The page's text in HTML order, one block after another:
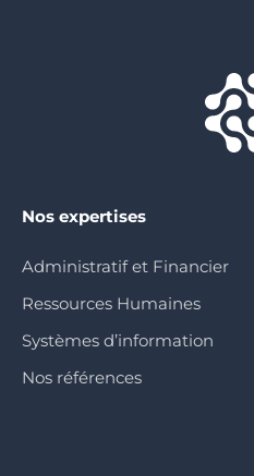
Nos expertises
Administratif et Financier
Ressources Humaines
Systèmes d’information
Nos références